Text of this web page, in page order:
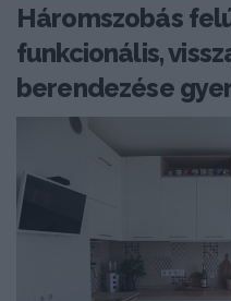
Háromszobás
funkcionális,
berendezése